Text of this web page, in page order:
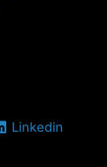
Linkedin